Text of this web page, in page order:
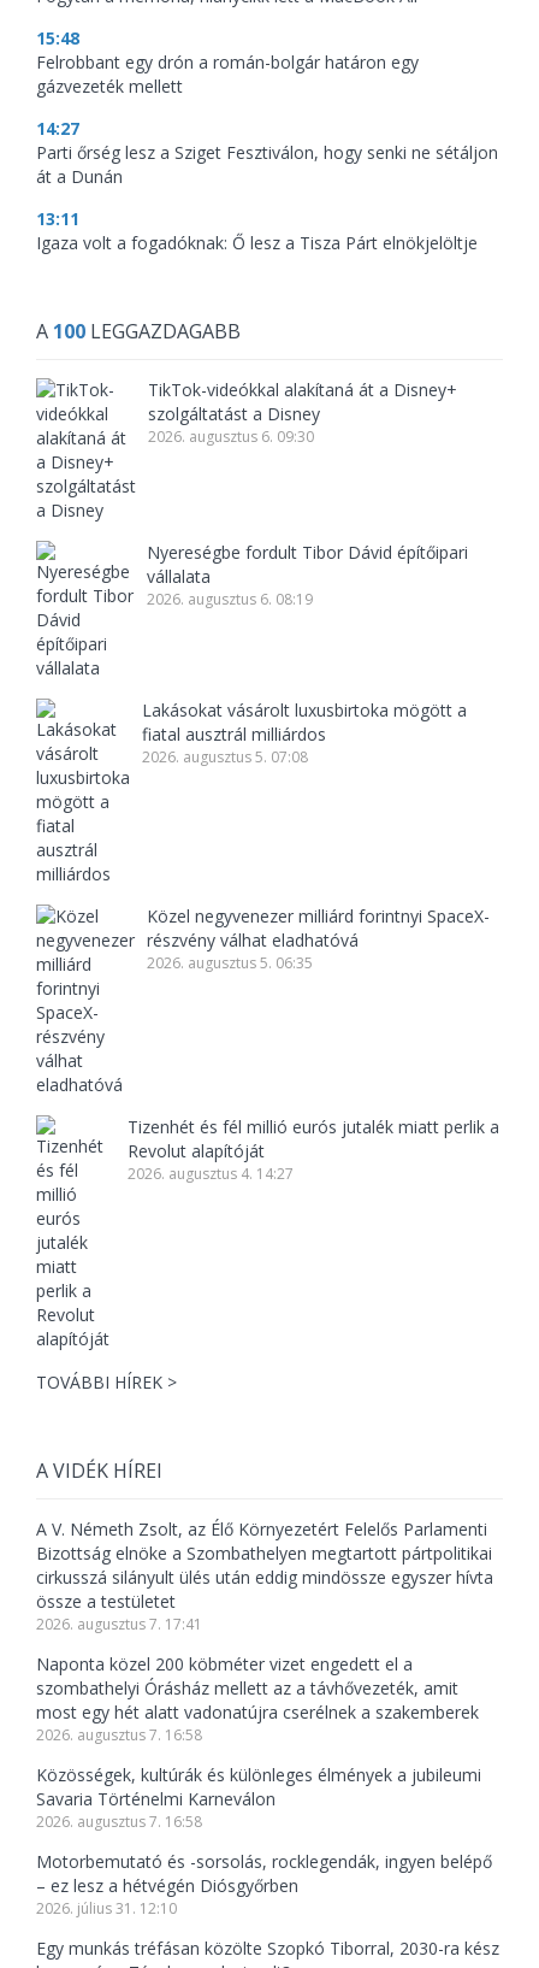
15:48
Felrobbant egy drón a román-bolgár határon egy
gázvezeték mellett
14:27
Parti őrség lesz a Sziget Fesztiválon, hogy senki ne sétáljon
át a Dunán
13:11
Igaza volt a fogadóknak: Ő lesz a Tisza Párt elnökjelöltje
A 100 LEGGAZDAGABB
TikTok-videókkal alakítaná át a Disney+
szolgáltatást a Disney
2026. augusztus 6. 09:30
Nyereségbe fordult Tibor Dávid építőipari
vállalata
2026. augusztus 6. 08:19
Lakásokat vásárolt luxusbirtoka mögött a
fiatal ausztrál milliárdos
2026. augusztus 5. 07:08
Közel negyvenezer milliárd forintnyi SpaceX-
részvény válhat eladhatóvá
2026. augusztus 5. 06:35
Tizenhét és fél millió eurós jutalék miatt perlik a
Revolut alapítóját
2026. augusztus 4. 14:27
TOVÁBBI HÍREK >
A VIDÉK HÍREI
A V. Németh Zsolt, az Élő Környezetért Felelős Parlamenti
Bizottság elnöke a Szombathelyen megtartott pártpolitikai
cirkusszá silányult ülés után eddig mindössze egyszer hívta
össze a testületet
2026. augusztus 7. 17:41
Naponta közel 200 köbméter vizet engedett el a
szombathelyi Órásház mellett az a távhővezeték, amit
most egy hét alatt vadonatújra cserélnek a szakemberek
2026. augusztus 7. 16:58
Közösségek, kultúrák és különleges élmények a jubileumi
Savaria Történelmi Karneválon
2026. augusztus 7. 16:58
Motorbemutató és -sorsolás, rocklegendák, ingyen belépő
– ez lesz a hétvégén Diósgyőrben
2026. július 31. 12:10
Egy munkás tréfásan közölte Szopkó Tiborral, 2030-ra kész